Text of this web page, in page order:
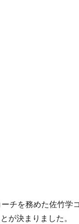
チを務めた佐竹学
が決まりました。